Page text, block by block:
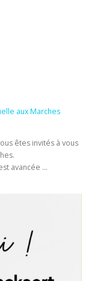
aux Marches
êtes invités à vous
avancée ...